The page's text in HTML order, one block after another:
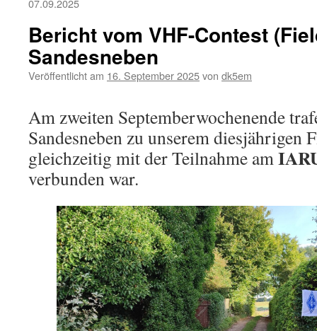
07.09.2025
Bericht vom VHF-Contest
Sandesneben
Veröffentlicht am 16. September 2025von dk5em
Am zweiten Septemberwochenende
Sandesneben zu unserem diesjährigen
gleichzeitig mit der Teilnahme am
verbunden war.